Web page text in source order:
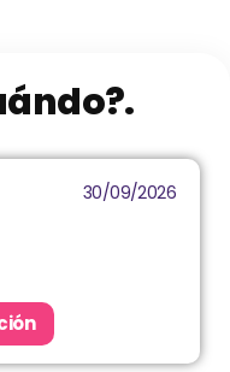
30/09/2026